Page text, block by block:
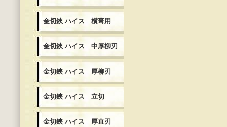
金切鋏 ハイス 横葺用
金切鋏 ハイス 中厚柳刃
金切鋏 ハイス 厚柳刃
金切鋏 ハイス 立切
金切鋏 ハイス 厚直刃